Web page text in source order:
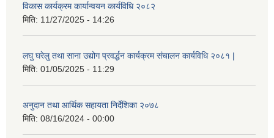
विकास कार्यक्रम कार्यान्वयन कार्यविधि २०८२
मिति: 11/27/2025 - 14:26
लघु घरेलु तथा साना उद्योग प्रवर्द्धन कार्यक्रम संचालन कार्यविधि २०८१ |
मिति: 01/05/2025 - 11:29
अनुदान तथा आर्थिक सहायता निर्देशिका २०७८
मिति: 08/16/2024 - 00:00